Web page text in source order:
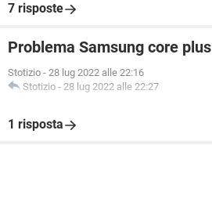
7 risposte
Problema Samsung core plus
Stotizio - 28 lug 2022 alle 22:16
Stotizio - 28 lug 2022 alle 22:27
1 risposta